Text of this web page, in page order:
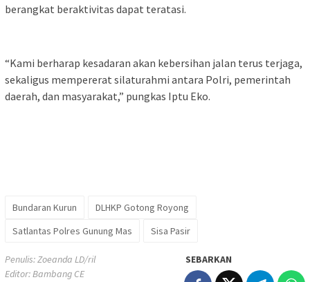
berangkat beraktivitas dapat teratasi.
“Kami berharap kesadaran akan kebersihan jalan terus terjaga,
sekaligus mempererat silaturahmi antara Polri, pemerintah
daerah, dan masyarakat,” pungkas Iptu Eko.
Bundaran Kurun
DLHKP Gotong Royong
Satlantas Polres Gunung Mas
Sisa Pasir
Penulis: Zoeanda LD/ril
Editor: Bambang CE
SEBARKAN